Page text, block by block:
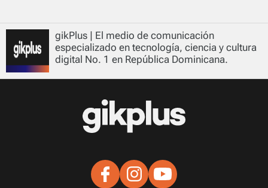
gikPlus | El medio de comunicación
especializado en tecnología, ciencia y cultura
digital No. 1 en República Dominicana.